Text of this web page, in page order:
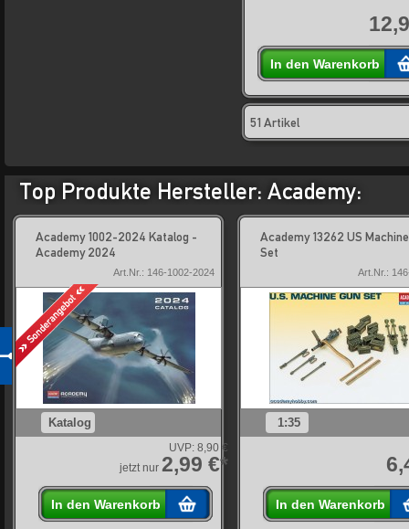
In den Warenkorb
51 Artikel
Top Produkte Hersteller: Academy:
Academy 1002-2024 Katalog -
Academy 2024
Art.Nr.: 146-1002-2024
Katalog
UVP: 8,90 €
jetzt nur 2,99 €*
In den Warenkorb
Academy 13262 US
Set
Art.Nr.:
1:35
In den Warenkorb